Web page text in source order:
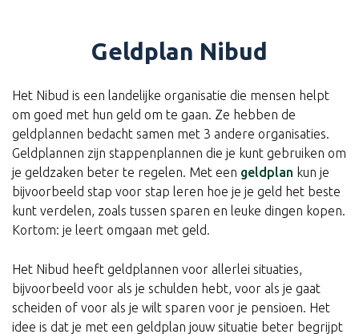
Geldplan Nibud
Het Nibud is een landelijke organisatie die mensen helpt
om goed met hun geld om te gaan. Ze hebben de
geldplannen bedacht samen met 3 andere organisaties.
Geldplannen zijn stappenplannen die je kunt gebruiken om
je geldzaken beter te regelen. Met een geldplan kun je
bijvoorbeeld stap voor stap leren hoe je je geld het beste
kunt verdelen, zoals tussen sparen en leuke dingen kopen.
Kortom: je leert omgaan met geld.
Het Nibud heeft geldplannen voor allerlei situaties,
bijvoorbeeld voor als je schulden hebt, voor als je gaat
scheiden of voor als je wilt sparen voor je pensioen. Het
idee is dat je met een geldplan jouw situatie beter begrijpt